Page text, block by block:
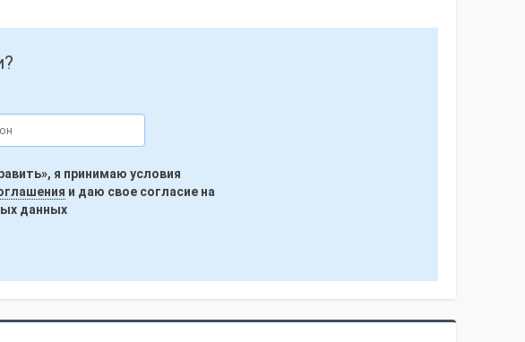
я принимаю условия
и даю свое согласие на
данных